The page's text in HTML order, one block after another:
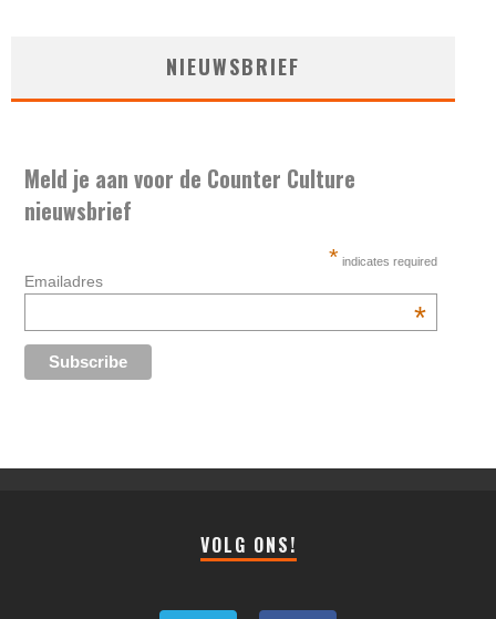
NIEUWSBRIEF
Meld je aan voor de Counter Culture
nieuwsbrief
* indicates required
Emailadres
*
VOLG ONS!